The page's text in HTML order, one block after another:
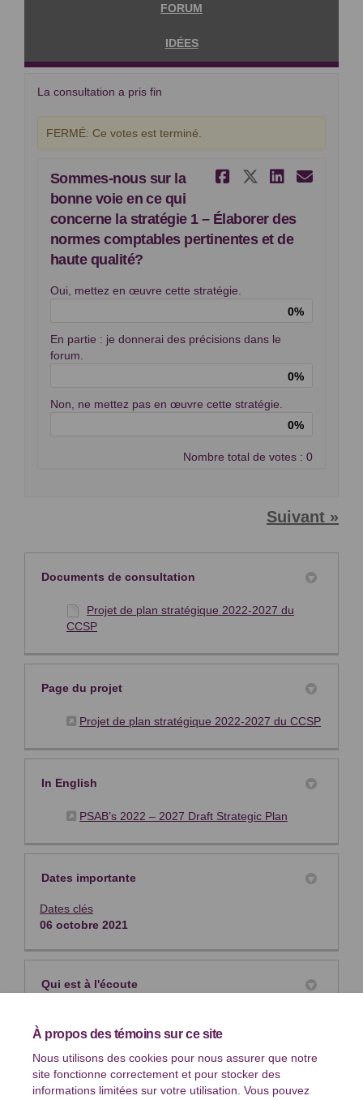
À propos des témoins sur ce site
Nous utilisons des cookies pour nous assurer que notre
site fonctionne correctement et pour stocker des
informations limitées sur votre utilisation. Vous pouvez
FORUM
IDÉES
La consultation a pris fin
FERMÉ: Ce votes est terminé.
Partager
Partager
Sommes-nous sur la
bonne voie en ce qui
concerne la stratégie 1 – Élaborer des
normes comptables pertinentes et de
haute qualité?
Oui, mettez en œuvre cette stratégie.
0%
En partie : je donnerai des précisions dans le
forum.
0%
Non, ne mettez pas en œuvre cette stratégie.
0%
Nombre total de votes : 0
Suivant
Documents de consultation
Projet de plan stratégique 2022-2027 du
CCSP
Page du projet
Projet de plan stratégique 2022-2027 du CCSP(Liens
In English
PSAB’s 2022 – 2027 Draft Strategic Plan
Dates importante
Dates clés
06 octobre 2021
Qui est à l'écoute
Directrice de projets
CCSP
Téléphone +1 416 204 2950